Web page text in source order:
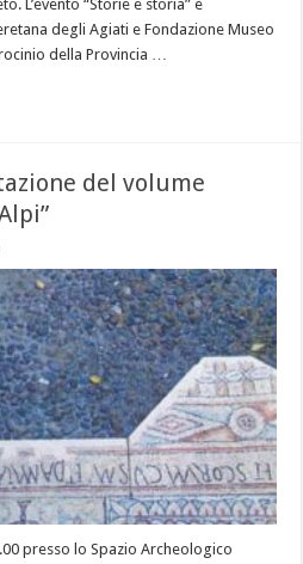
L’evento “Storie e storia” è
degli Agiati e Fondazione Museo
della Provincia …
del volume
presso lo Spazio Archeologico